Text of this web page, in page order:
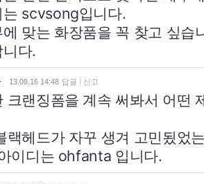
는 scvsong입니다.
맞는 화장품을 꼭 찾고 싶습
다.
13.08.16 14:48 답글 신고
크랜징폼을 계속 써봐서 어떤
랙헤드가 자꾸 생겨 고민됬었
이디는 ohfanta 입니다.